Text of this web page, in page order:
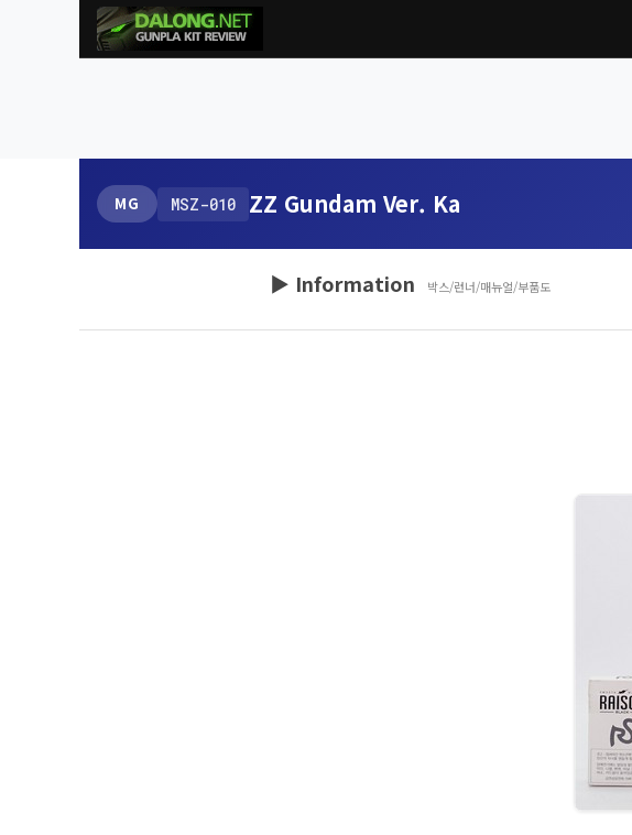
MG MSZ-010 ZZ Gundam Ver. Ka
▶ Information 박스/런너/매뉴얼/부품도